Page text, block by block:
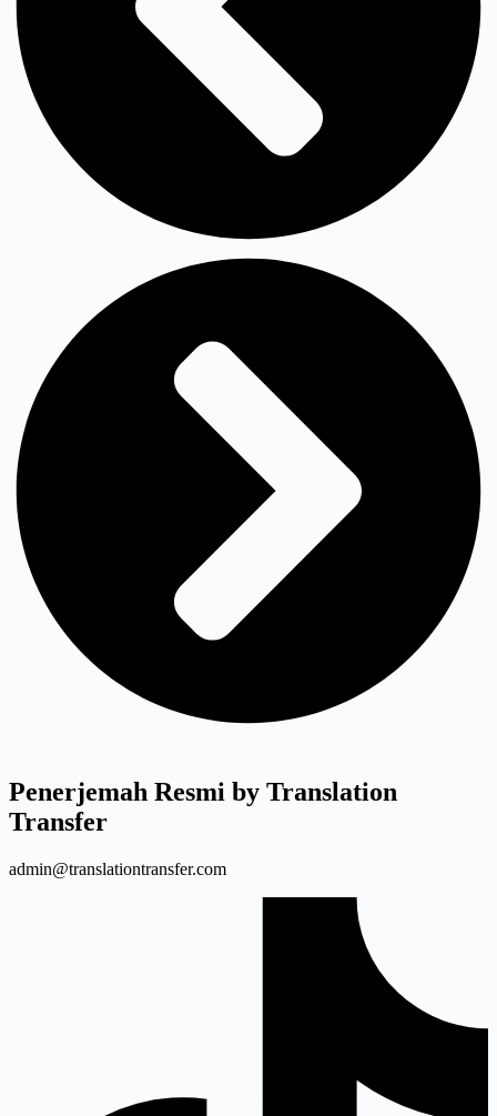
Penerjemah Resmi by Translation
Transfer
admin@translationtransfer.com